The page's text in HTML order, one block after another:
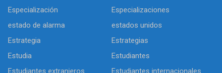
Especialización
Especializaciones
estado de alarma
estados unidos
Estrategia
Estrategias
Estudia
Estudiantes
Estudiantes extranjeros
Estudiantes internacionales